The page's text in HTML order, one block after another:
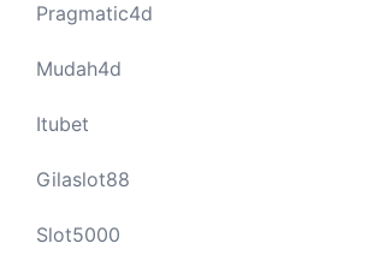
Pragmatic4d
Mudah4d
Itubet
Gilaslot88
Slot5000